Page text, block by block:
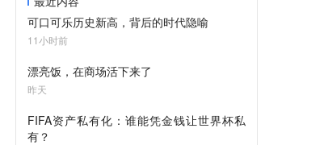
可口可乐历史新高，背后的时代隐喻
11小时前
漂亮饭，在商场活下来了
昨天
FIFA资产私有化：谁能凭金钱让世界杯私
有？